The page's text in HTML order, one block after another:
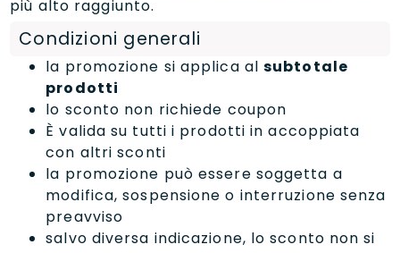
più alto raggiunto.
Condizioni generali
la promozione si applica alsubtotale
prodotti
lo sconto non richiede coupon
È valida su tutti i prodotti in accoppiata
con altri sconti
la promozione può essere soggetta a
modifica, sospensione o interruzione senza
preavviso
salvo diversa indicazione, lo sconto non si